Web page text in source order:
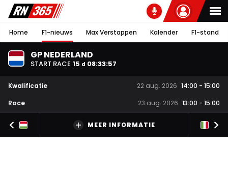
Home F1-nieuws Max Verstappen Kalender F1-stand
GP NEDERLAND
START RACE 15 d 08:33:57
Kwalificatie 22 aug. 2026 14:00 - 15:00
Race
23 aug. 2026 13:00 - 15:00
MEER INFORMATIE